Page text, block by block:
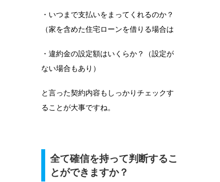
・いつまで支払いをまってくれるのか？
（家を含めた住宅ローンを借りる場合は
・違約金の設定額はいくらか？（設定が
ない場合もあり）
と言った契約内容もしっかりチェックす
ることが大事ですね。
全て確信を持って判断するこ
とができますか？